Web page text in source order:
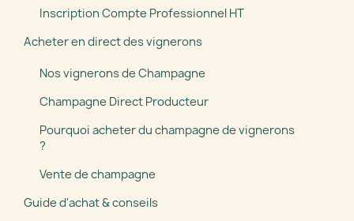
Inscription Compte Professionnel HT
Acheter en direct des vignerons
Nos vignerons de Champagne
Champagne Direct Producteur
Pourquoi acheter du champagne de vignerons
?
Vente de champagne
Guide d'achat & conseils